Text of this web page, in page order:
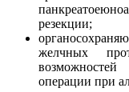
резекции;
желчных
операции при